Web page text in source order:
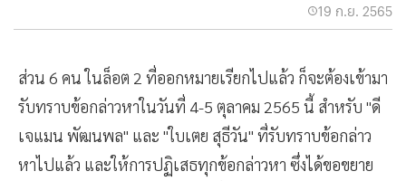
19 ก.ย. 2565
ส่วน 6 คน ในล็อต 2 ที่ออกหมายเรียกไปแล้ว ก็จะต้องเข้ามา
รับทราบข้อกล่าวหาในวันที่ 4-5 ตุลาคม 2565 นี้ สำหรับ "ดี
เจแมน พัฒนพล" และ "ใบเตย สุธีวัน" ที่รับทราบข้อกล่าว
หาไปแล้ว และให้การปฏิเสธทุกข้อกล่าวหา ซึ่งได้ขอขยาย